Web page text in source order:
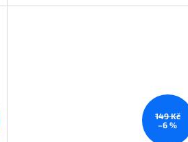
149 Kč
–6 %